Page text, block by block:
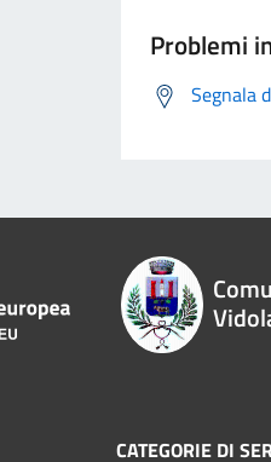
Problemi
Segnala
CATEGORIE DI